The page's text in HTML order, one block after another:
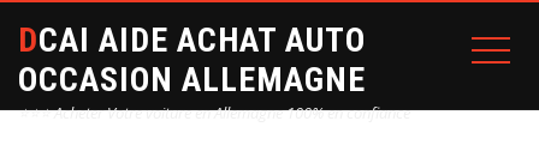
DCAI AIDE ACHAT AUTO
OCCASION ALLEMAGNE
⭐⭐⭐ Acheter Votre voiture en Allemagne 100% en confiance